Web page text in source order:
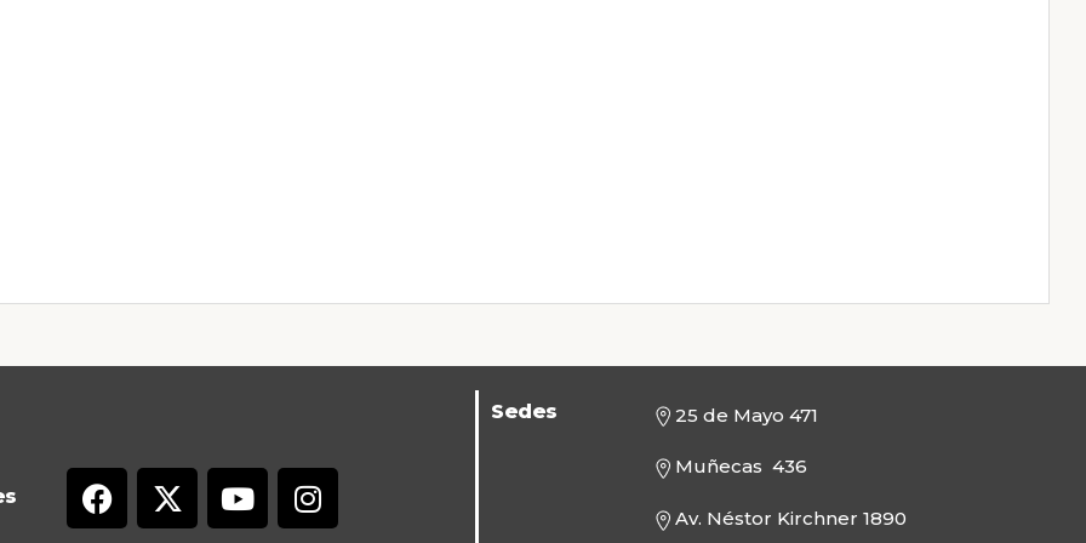
Sedes 25 de Mayo 471
Muñecas 436
Av. Néstor Kirchner 1890